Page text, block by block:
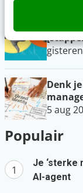
gisteren
Denk
5 aug
Populair
Je ‘sterke
AI-agent